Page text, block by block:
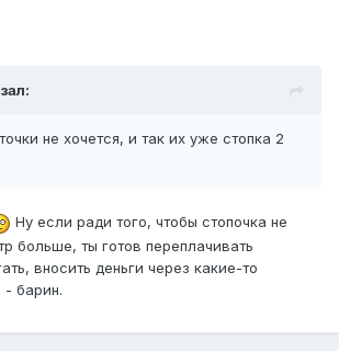
не хочется, и так их уже стопка 2
Ну если ради того, чтобы стопочка не
больше, ты готов переплачивать
вносить деньги через какие-то
- барин.